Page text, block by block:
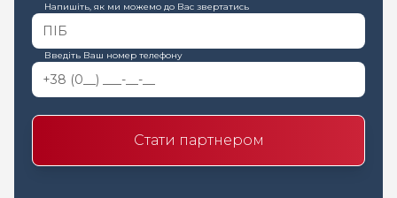
Напишіть, як ми можемо до Вас звертатись
Введіть Ваш номер телефону
Стати партнером